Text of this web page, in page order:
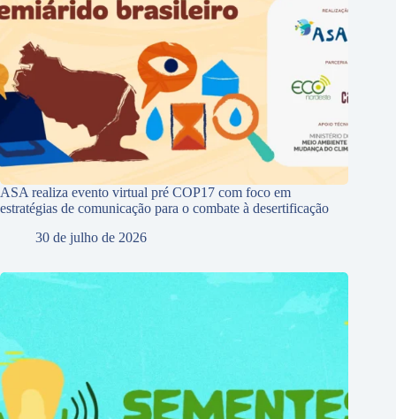
ASA realiza evento virtual pré COP17 com foco em
estratégias de comunicação para o combate à desertificação
30 de julho de 2026